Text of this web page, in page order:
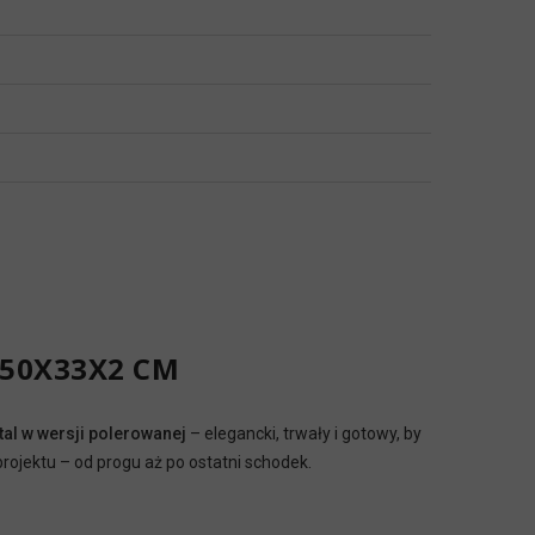
CM
w wersji polerowanej – elegancki, trwały i gotowy, by
– od progu aż po ostatni schodek.